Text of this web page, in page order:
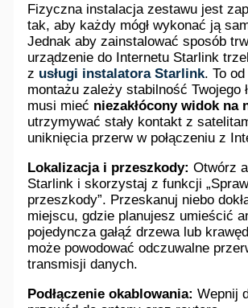
Fizyczna instalacja zestawu jest
tak, aby każdy mógł wykonać ją
Jednak aby zainstalować sposób
urządzenie do Internetu Starlink
z usługi instalatora Starlink. To
montażu zależy stabilność Twojego
musi mieć niezakłócony widok na
utrzymywać stały kontakt z
uniknięcia przerw w połączeniu z
Lokalizacja i przeszkody: Otwórz
Starlink i skorzystaj z funkcji
przeszkody”. Przeskanuj niebo
miejscu, gdzie planujesz umieścić
pojedyncza gałąź drzewa lub
może powodować odczuwalne
transmisji danych.
Podłączenie okablowania: Wepnij